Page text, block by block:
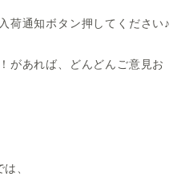
荷通知ボタン押してください♪
があれば、どんどんご意見お
、